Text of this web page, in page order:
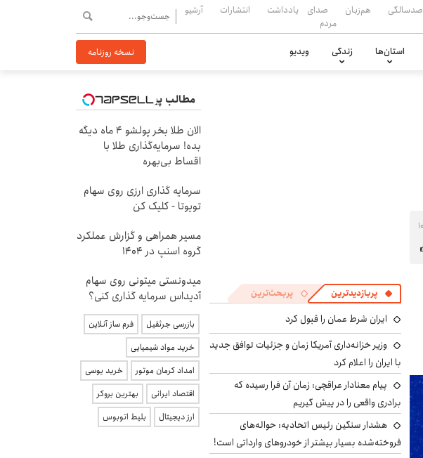
صدسالگی هم‌زبان
صدای
مردم
یادداشت انتشارات آرشیو
استان‌ها زندگی ویدیو نسخه روزنامه
پربازدیدترین پربحث‌ترین
ایران شرط عمان را قبول کرد
وزیر خزانه‌داری آمریکا زمان و جزئیات توافق جدید
با ایران را اعلام کرد
پیام معنادار عراقچی: زمان آن فرا رسیده که
برادری واقعی را در پیش گیریم
هشدار سنگین رئیس اتحادیه: حواله‌های
فروخته‌شده بسیار بیشتر از خودروهای وارداتی است!
مطالب پیشنهادی
الان طلا بخر پولشو 4 ماه دیگه
بده! سرمایه‌گذاری طلا با
اقساط بی‌بهره
سرمایه گذاری ارزی روی سهام
تویوتا - کلیک کن
مسیر همراهی و گزارش عملکرد
گروه اسنپ در ۱۴۰۴
میدونستی میتونی روی سهام
آدیداس سرمایه گذاری کنی؟
بازرسی جرثقیل
فرم ساز آنلاین
خرید مواد شیمیایی
امداد کرمان موتور
خرید یوسی
اقتصاد ایرانی
بهترین بروکر
ارز دیجیتال
بلیط اتوبوس